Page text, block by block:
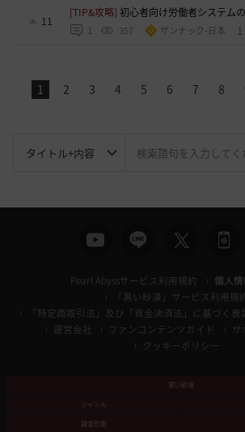
11
[TIP&攻略]初心者向け労働者システム
1 357 ザンナック-日本
1 2 3 4 5 6 7 8
Pearl Abyssサービス利用規約
個人
「黒い砂漠」サービス利用規
「特定商取引法」及び「資金決済法」に基づく表
運営会社
ファンコンテンツガイド
サ
クッキーポリシー
黒い砂漠
ジャンル
課金形態